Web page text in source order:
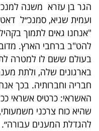
פרסמו
באייס
עקבו
אחרינו:
הגר בן עזרא משנה
ועמית שגיא, סמנכ״ל
"אנחנו גאים לתמוך
להט"ב ברחבי הארץ. מדובר
בעולם ששם לו למטרה
בארגונים שלה, ולתת
חבריה וחברותיה. בכך
האשראי: כרטיס אשראי
שהיא כוח צרכני
להגדלת המענים עבורה״.